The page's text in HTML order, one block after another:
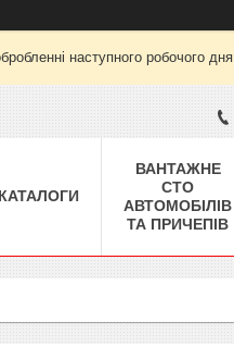
наступного робочого
КАТАЛОГИ
ВАНТАЖНЕ
СТО
АВТОМОБІЛІВ
ТА ПРИЧЕПІВ